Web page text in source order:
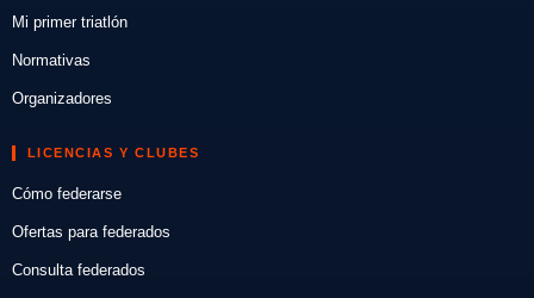
Mi primer triatlón
Normativas
Organizadores
LICENCIAS Y CLUBES
Cómo federarse
Ofertas para federados
Consulta federados